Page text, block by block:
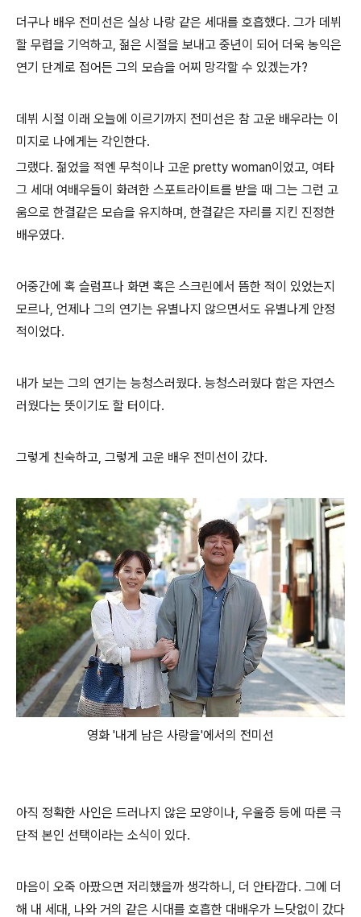
더구나 배우 전미선은 실상 나랑 같은 세대를 호흡했다. 그가 데뷔
할 무렵을 기억하고, 젊은 시절을 보내고 중년이 되어 더욱 농익은
연기 단계로 접어든 그의 모습을 어찌 망각할 수 있겠는가?
데뷔 시절 이래 오늘에 이르기까지 전미선은 참 고운 배우라는 이
미지로 나에게는 각인한다.
그랬다. 젊었을 적엔 무척이나 고운 pretty woman이었고, 여타
그 세대 여배우들이 화려한 스포트라이트를 받을 때 그는 그런 고
움으로 한결같은 모습을 유지하며, 한결같은 자리를 지킨 진정한
배우였다.
어중간에 혹 슬럼프나 화면 혹은 스크린에서 뜸한 적이 있었는지
모르나, 언제나 그의 연기는 유별나지 않으면서도 유별나게 안정
적이었다.
내가 보는 그의 연기는 능청스러웠다. 능청스러웠다 함은 자연스
러웠다는 뜻이기도 할 터이다.
그렇게 친숙하고, 그렇게 고운 배우 전미선이 갔다.
영화 '내게 남은 사랑을'에서의 전미선
아직 정확한 사인은 드러나지 않은 모양이나, 우울증 등에 따른 극
단적 본인 선택이라는 소식이 있다.
마음이 오죽 아팠으면 저리했을까 생각하니, 더 안타깝다. 그에 더
해 내 세대, 나와 거의 같은 시대를 호흡한 대배우가 느닷없이 갔다